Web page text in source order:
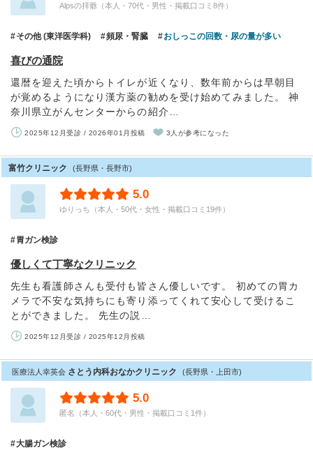
Alpsの拝爺（本人・70代・男性・掲載口コミ8件）
その他 (東洋医学科) 頻尿・腎臓 おしっこの回数・尿の量が多い
喜びの通院
還暦を迎えた頃からトイレが近くなり、数年前からは早朝目
が覚めるようになり漢方薬の勧めを受け始めてみました。 神
奈川県立がんセンターからの紹介…
2025年12月受診 / 2026年01月投稿 3人が参考になった
富竹クリニック (長野県・長野市)
5.0
ゆりっち（本人・50代・女性・掲載口コミ19件）
胃ガン検診
優しくて丁寧なクリニック
先生も看護師さんも受付も皆さん優しいです。 初めての胃カ
メラで不安な気持ちにも寄り添ってくれて安心して受けるこ
とができました。 先生の説…
2025年12月受診 / 2025年12月投稿
医療法人幸英会 さとう内科おなかクリニック (長野県・上田市)
5.0
匿名（本人・60代・男性・掲載口コミ1件）
大腸ガン検診